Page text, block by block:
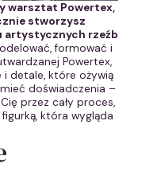
warsztat Powertex,
stworzysz
artystycznych rzeźb
formować i
Powertex,
i detale, które ożywią
doświadczenia –
przez cały proces,
która wygląda